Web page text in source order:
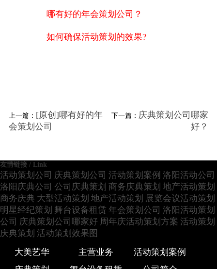
哪有好的年会策划公司？
如何确保活动策划的效果?
上一篇： [原创]哪有好的年
会策划公司
下一篇： 庆典策划公司哪家
好？
友情链接 / Link
活动策划公司 庆典策划公司 活动策划案例 洛阳活动公司
洛阳庆典公司 公司庆典策划 商务庆典策划 地产活动策划
商务庆典 大型活动策划 地产活动策划 展览会议活动策划
明星经纪策划 舞台设备租赁 年会策划公司 洛阳活动策划
公司 庆典策划公司哪家好 周年庆活动策划方案 活动策划
庆典策划 活动策划效果图
大美艺华
主营业务
活动策划案例